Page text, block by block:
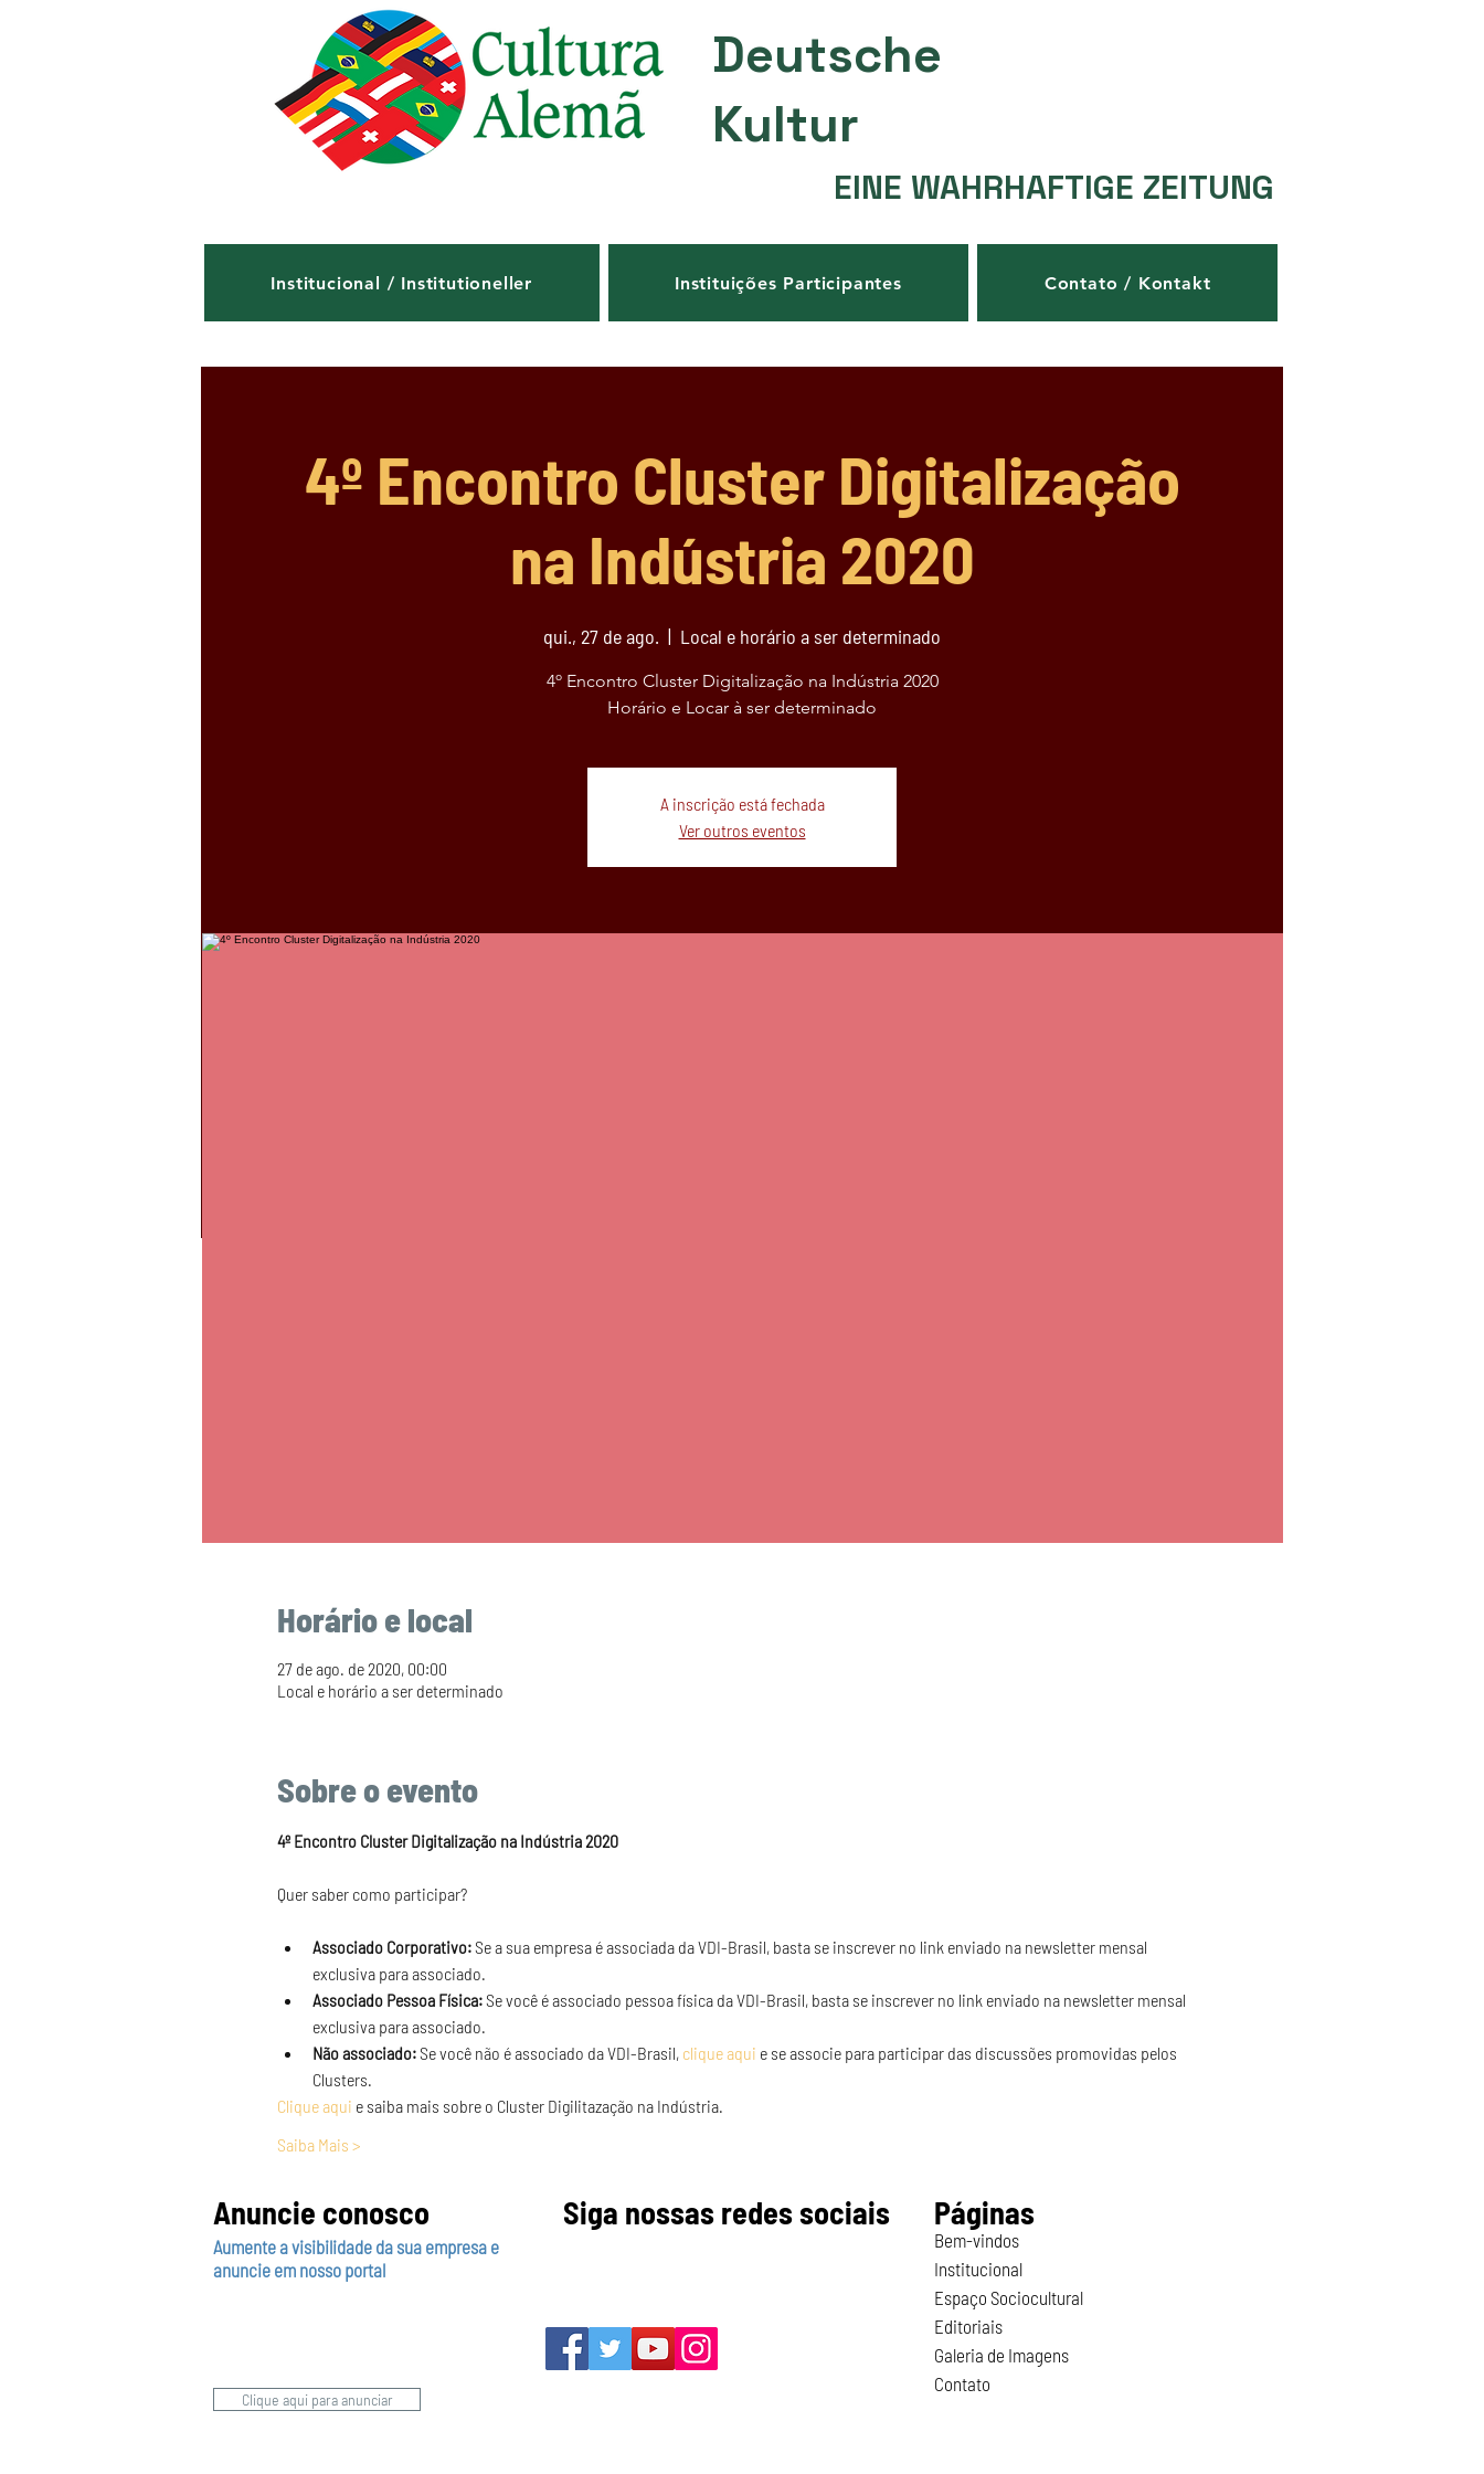
Deutsche
Kultur
EINE WAHRHAFTIGE ZEITUNG
Institucional / Institutioneller Instituições Participantes Contato / Kontakt
4º Encontro Cluster Digitalização
na Indústria 2020
qui., 27 de ago.
  |
Local e horário a ser determinado
4º Encontro Cluster Digitalização na Indústria 2020
Horário e Locar à ser determinado
A inscrição está fechada
Ver outros eventos
Horário e local
27 de ago. de 2020, 00:00
Local e horário a ser determinado
Sobre o evento
4º Encontro Cluster Digitalização na Indústria 2020
Quer saber como participar?
Associado Corporativo: Se a sua empresa é associada da VDI-Brasil, basta se inscrever no link enviado na newsletter mensal
exclusiva para associado.
Associado Pessoa Física: Se você é associado pessoa física da VDI-Brasil, basta se inscrever no link enviado na newsletter mensal
exclusiva para associado.
Não associado: Se você não é associado da VDI-Brasil, clique aqui e se associe para participar das discussões promovidas pelos
Clusters.
Clique aqui e saiba mais sobre o Cluster Digilitazação na Indústria.
Saiba Mais >
Anuncie conosco Siga nossas redes sociais
Aumente a visibilidade da sua empresa e
anuncie em nosso portal
Clique aqui para anunciar
Páginas
Bem-vindos
Institucional
Espaço Sociocultural
Editoriais
Galeria de Imagens
Contato